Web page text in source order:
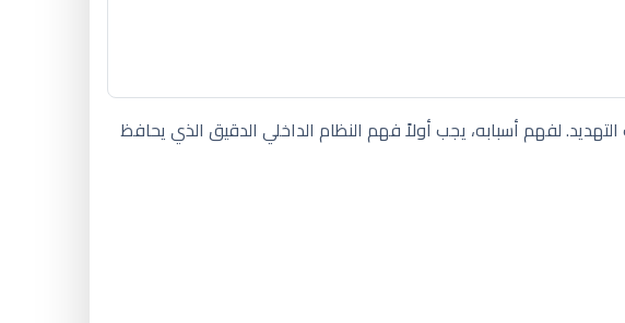
لفهم أسبابه، يجب أولاً فهم النظام الداخلي الدقيق الذي يحافظ